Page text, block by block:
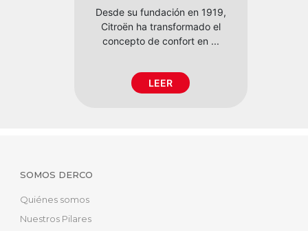
Desde su fundación en 1919,
Citroën ha transformado el
concepto de confort en ...
LEER
SOMOS DERCO
Quiénes somos
Nuestros Pilares